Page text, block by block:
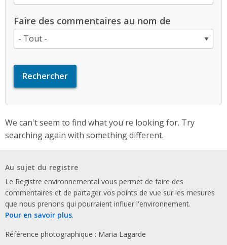
Faire des commentaires au nom de
We can't seem to find what you're looking for. Try
searching again with something different.
Au sujet du registre
Le Registre environnemental vous permet de faire des
commentaires et de partager vos points de vue sur les mesures
que nous prenons qui pourraient influer l'environnement.
Pour en savoir plus.
Référence photographique : Maria Lagarde